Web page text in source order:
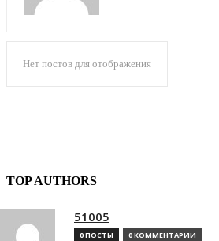
Нет постов для отображения
TOP AUTHORS
51005
0 ПОСТЫ 0 КОММЕНТАРИИ